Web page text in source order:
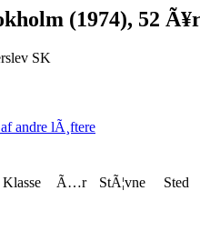
(1974), 52
SK
andre lÃ¸ftere
Klasse Ã…r StÃ¦vne
Sted